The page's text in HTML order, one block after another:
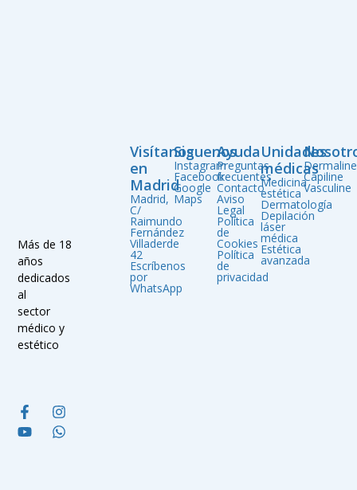
Más de 18
años
dedicados
al
sector
médico y
estético
Dermaline
Capiline
Vasculine
Unidades
médicas
Medicina
estética
Dermatología
Depilación
láser
médica
Estética
avanzada
Ayuda
Preguntas
frecuentes
Contacto
Aviso
Legal
Política
de
Cookies
Política
de
privacidad
Siguenos
Instagram
Facebook
Google
Maps
Visítanos
en
Madrid
Madrid,
C/
Raimundo
Fernández
Villaderde
42
Escríbenos
por
WhatsApp